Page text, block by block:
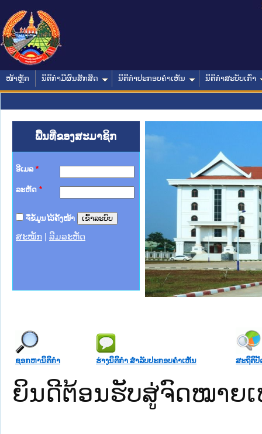
ໜ້າຫຼັກ ນິຕິກໍາມີຜົນສັກສິດ ນິຕິກໍາປະກອບຄໍາເຫັນ ນິຕິກໍາສະບັບເກົ່າ
ພື້ນທີ່ຂອງສະມາຊິກ
ອີເມລ *
ລະຫັດ *
ຈື່ຂໍ້ມູນໄວ້ຄັ້ງໜ້າ
ສະໝັກ ລືມລະຫັດ
ທຳແຫ່ງຊາດ
ການ
ກາງ
ກໃຕ້
ນຕຳຫຼວດປະຊາຊົນ
ສັນຕິບານປະຊາຊົນ
ກເໜືອ
ຊາຊົນ ພາກກາງ
ຊອກຫານິຕິກໍາ ຮ່າງນິຕິກໍາ ສໍາລັບປະກອບຄໍາເຫັນ ສະຖິຕິປັ
ຍິນດີຕ້ອນຮັບສູ່ຈົດໝາຍເ